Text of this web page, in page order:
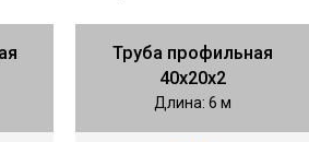
Труба профильная
40х20х2
Длина: 6 м